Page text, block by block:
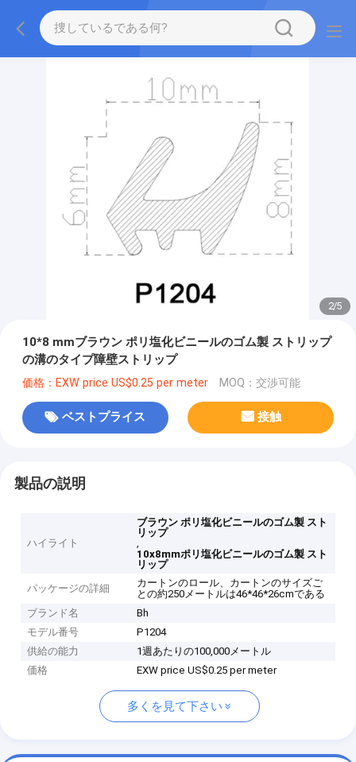
2/5
10*8 mmブラウン ポリ塩化ビニールのゴム製 ストリップ
の溝のタイプ障壁ストリップ
価格：EXW price US$0.25 per meter MOQ：交渉可能
ベストプライス 接触
製品の説明
ハイライト
ブラウン ポリ塩化ビニールのゴム製 スト
リップ
,
10x8mmポリ塩化ビニールのゴム製 スト
リップ
パッケージの詳細
カートンのロール、カートンのサイズご
との約250メートルは46*46*26cmである
ブランド名
Bh
モデル番号
P1204
供給の能力
1週あたりの100,000メートル
価格
EXW price US$0.25 per meter
多くを見て下さい